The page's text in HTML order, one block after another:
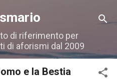
principali
di riferimento per
di aforismi dal 2009
e la Bestia